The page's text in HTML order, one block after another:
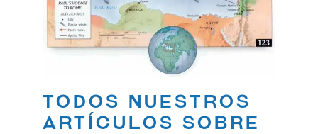
Todos nuestros
artículos sobre